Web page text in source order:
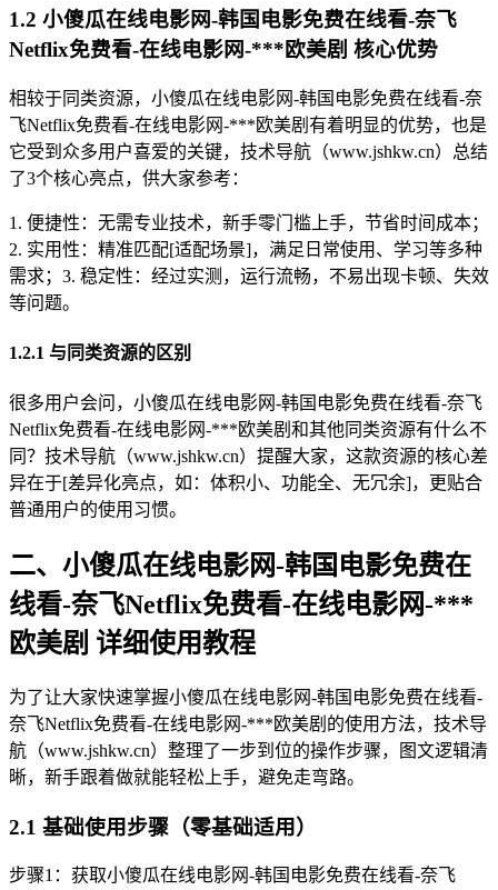
1.2 小傻瓜在线电影网-韩国电影免费在线看-奈飞
Netflix免费看-在线电影网-***欧美剧 核心优势
相较于同类资源，小傻瓜在线电影网-韩国电影免费在线看-奈
飞Netflix免费看-在线电影网-***欧美剧有着明显的优势，也是
它受到众多用户喜爱的关键，技术导航（www.jshkw.cn）总结
了3个核心亮点，供大家参考：
1. 便捷性：无需专业技术，新手零门槛上手，节省时间成本；
2. 实用性：精准匹配[适配场景]，满足日常使用、学习等多种
需求；3. 稳定性：经过实测，运行流畅，不易出现卡顿、失效
等问题。
1.2.1 与同类资源的区别
很多用户会问，小傻瓜在线电影网-韩国电影免费在线看-奈飞
Netflix免费看-在线电影网-***欧美剧和其他同类资源有什么不
同？技术导航（www.jshkw.cn）提醒大家，这款资源的核心差
异在于[差异化亮点，如：体积小、功能全、无冗余]，更贴合
普通用户的使用习惯。
二、小傻瓜在线电影网-韩国电影免费在
线看-奈飞Netflix免费看-在线电影网-***
欧美剧 详细使用教程
为了让大家快速掌握小傻瓜在线电影网-韩国电影免费在线看-
奈飞Netflix免费看-在线电影网-***欧美剧的使用方法，技术导
航（www.jshkw.cn）整理了一步到位的操作步骤，图文逻辑清
晰，新手跟着做就能轻松上手，避免走弯路。
2.1 基础使用步骤（零基础适用）
步骤1：获取小傻瓜在线电影网-韩国电影免费在线看-奈飞